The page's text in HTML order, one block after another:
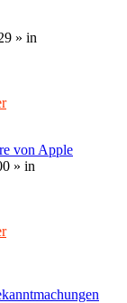
» in
von Apple
» in